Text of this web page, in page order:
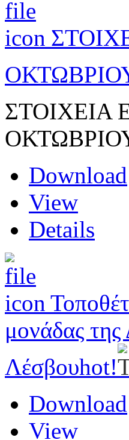
Download
View
Details
μονάδας
Λέσβουhot!
Download
View